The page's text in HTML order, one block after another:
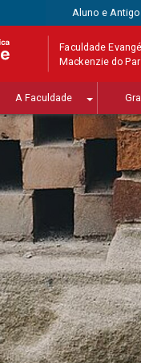
Aluno e
Faculdade
Mackenzie do
A Faculdade